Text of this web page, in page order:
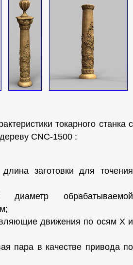
токарного станка с
CNC-1500 :
заготовки для точения
диаметр обрабатываемой
движения по осям X и
пара в качестве привода по